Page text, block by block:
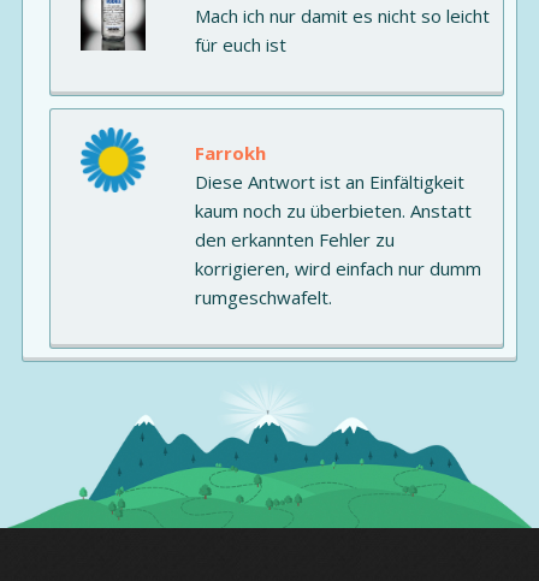
Mach ich nur damit es nicht so leicht
für euch ist
Farrokh
Diese Antwort ist an Einfältigkeit
kaum noch zu überbieten. Anstatt
den erkannten Fehler zu
korrigieren, wird einfach nur dumm
rumgeschwafelt.